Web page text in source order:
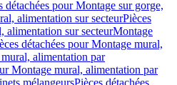
détachées pour Montage sur gorge,
alimentation sur secteurPièces
alimentation sur secteurMontage
détachées pour Montage mural,
alimentation par
Montage mural, alimentation par
mélangeursPièces détachées